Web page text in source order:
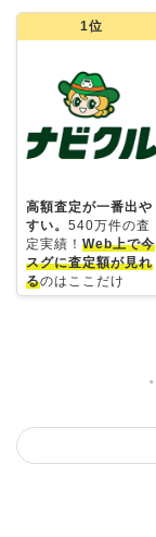
1位
高額査定が一番出や
すい。 540万件の査
定実績！ Web上で今
スグに査定額が見れ
るのはここだけ